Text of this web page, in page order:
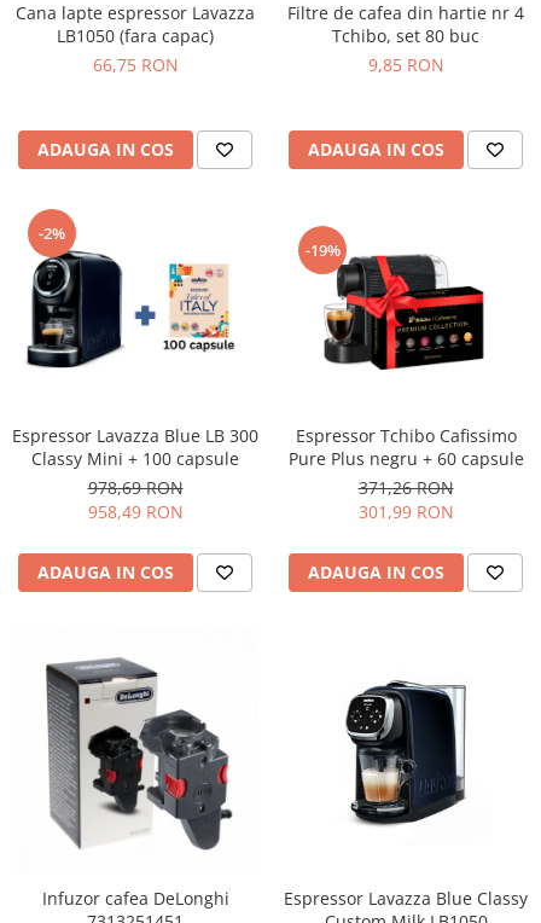
Cana lapte espressor Lavazza
LB1050 (fara capac)
66,75 RON
ADAUGA IN COS
Filtre de cafea din hartie nr 4
Tchibo, set 80 buc
9,85 RON
ADAUGA IN COS
-2%
Espressor Lavazza Blue LB 300
Classy Mini + 100 capsule
978,69 RON
958,49 RON
ADAUGA IN COS
-19%
Espressor Tchibo Cafissimo
Pure Plus negru + 60 capsule
371,26 RON
301,99 RON
ADAUGA IN COS
Infuzor cafea DeLonghi
Espressor Lavazza Blue Classy